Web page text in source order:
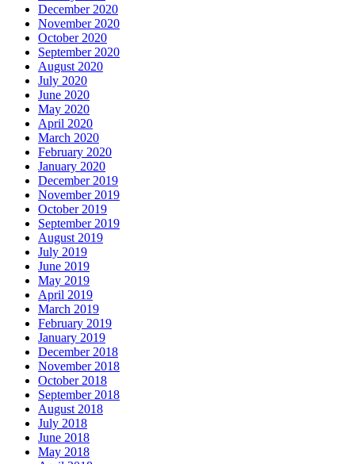
December 2020
November 2020
October 2020
September 2020
August 2020
July 2020
June 2020
May 2020
April 2020
March 2020
February 2020
January 2020
December 2019
November 2019
October 2019
September 2019
August 2019
July 2019
June 2019
May 2019
April 2019
March 2019
February 2019
January 2019
December 2018
November 2018
October 2018
September 2018
August 2018
July 2018
June 2018
May 2018